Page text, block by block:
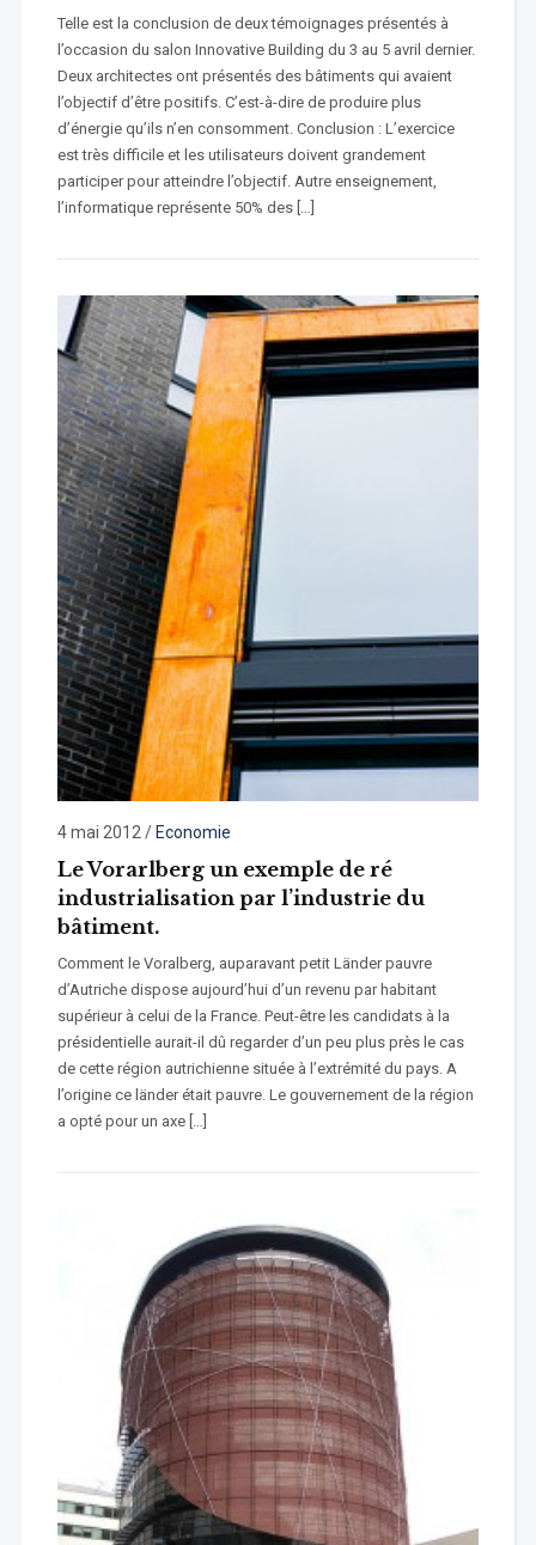
Telle est la conclusion de deux témoignages présentés à
l’occasion du salon Innovative Building du 3 au 5 avril dernier.
Deux architectes ont présentés des bâtiments qui avaient
l’objectif d’être positifs. C’est-à-dire de produire plus
d’énergie qu’ils n’en consomment. Conclusion : L’exercice
est très difficile et les utilisateurs doivent grandement
participer pour atteindre l’objectif. Autre enseignement,
l’informatique représente 50% des […]
4 mai 2012 /Economie
Le Vorarlberg un exemple de ré
industrialisation par l’industrie du
bâtiment.
Comment le Voralberg, auparavant petit Länder pauvre
d’Autriche dispose aujourd’hui d’un revenu par habitant
supérieur à celui de la France. Peut-être les candidats à la
présidentielle aurait-il dû regarder d’un peu plus près le cas
de cette région autrichienne située à l’extrémité du pays. A
l’origine ce länder était pauvre. Le gouvernement de la région
a opté pour un axe […]